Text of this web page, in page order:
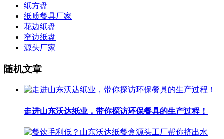
纸方盘
纸质餐具厂家
花边纸盘
窄边纸盘
源头厂家
随机文章
走进山东沃达纸业，带你探访环保餐具的生产过程！